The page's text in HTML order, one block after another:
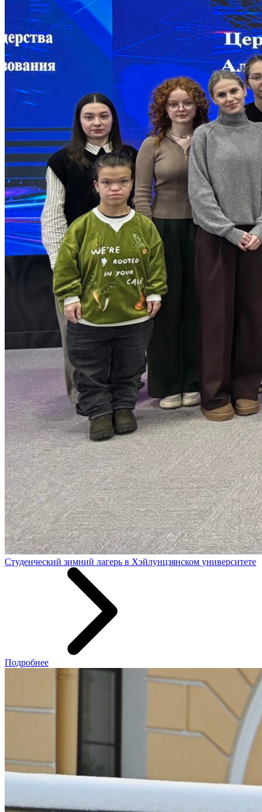
Студенческий зимний лагерь в Хэйлунцзянском университете
Подробнее